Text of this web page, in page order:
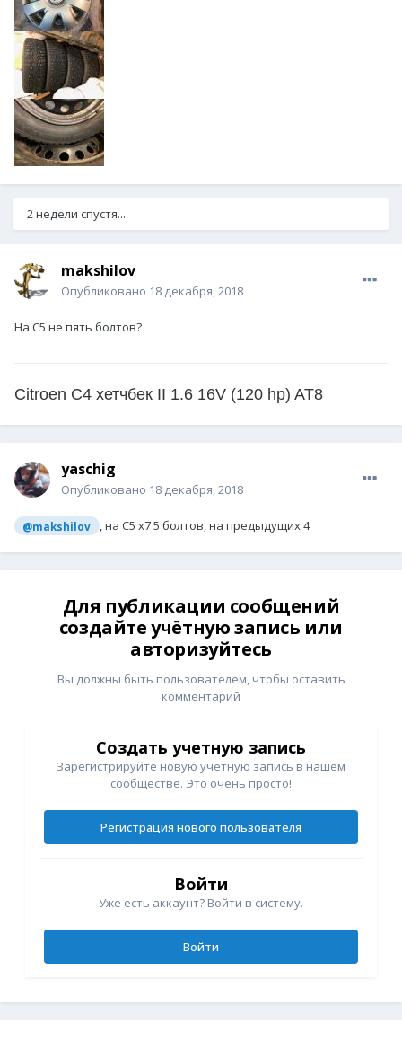
2 недели спустя...
makshilov
Опубликовано 18 декабря, 2018
На С5 не пять болтов?
Citroen C4 хетчбек II 1.6 16V (120 hp) AT8
yaschig
Опубликовано 18 декабря, 2018
@makshilov , на С5 х7 5 болтов, на предыдущих 4
Для публикации сообщений
создайте учётную запись или
авторизуйтесь
Вы должны быть пользователем, чтобы оставить
комментарий
Создать учетную запись
Зарегистрируйте новую учётную запись в нашем
сообществе. Это очень просто!
Регистрация нового пользователя
Войти
Уже есть аккаунт? Войти в систему.
Войти